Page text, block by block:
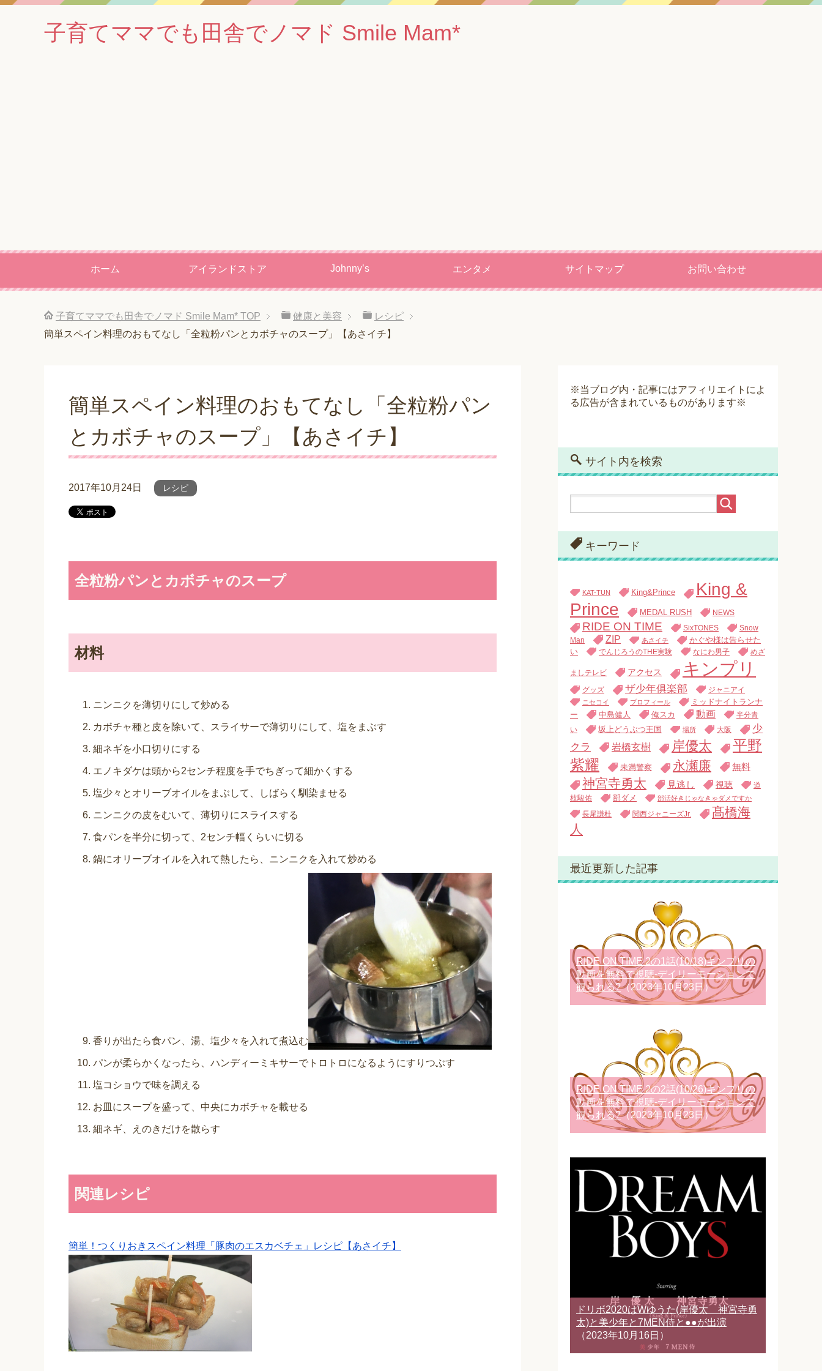
子育てママでも田舎でノマド Smile Mam*
ホーム アイランドストア Johnny’s エンタメ サイトマップ お問い合わせ
子育てママでも田舎でノマド Smile Mam* TOP 健康と美容
レシピ
簡単スペイン料理のおもてなし「全粒粉パンとカボチャのスープ」【あさイチ】
簡単スペイン料理のおもてなし「全粒粉パン
とカボチャのスープ」【あさイチ】
2017年10月24日 レシピ
全粒粉パンとカボチャのスープ
材料
ニンニクを薄切りにして炒める
カボチャ種と皮を除いて、スライサーで薄切りにして、塩をまぶす
細ネギを小口切りにする
エノキダケは頭から2センチ程度を手でちぎって細かくする
塩少々とオリーブオイルをまぶして、しばらく馴染ませる
ニンニクの皮をむいて、薄切りにスライスする
食パンを半分に切って、2センチ幅くらいに切る
鍋にオリーブオイルを入れて熱したら、ニンニクを入れて炒める
香りが出たら食パン、湯、塩少々を入れて煮込む
パンが柔らかくなったら、ハンディーミキサーでトロトロになるようにすりつぶす
塩コショウで味を調える
お皿にスープを盛って、中央にカボチャを載せる
細ネギ、えのきだけを散らす
関連レシピ
簡単！つくりおきスペイン料理「豚肉のエスカベチェ」レシピ【あさイチ】
※当ブログ内・記事にはアフィリエイトによ
る広告が含まれているものがあります※
サイト内を検索
キーワード
KAT-TUN King&Prince
King &
Prince
MEDAL RUSH NEWS
RIDE ON TIME SixTONES
Snow
Man
ZIP あさイチ
かぐや様は告らせた
い
でんじろうのTHE実験 なにわ男子 めざ
ましテレビ アクセス キンプリ
グッズ ザ少年俱楽部 ジャニアイ
ニセコイ プロフィール
ミッドナイトランナ
ー
中島健人 俺スカ 動画
半分青
い
坂上どうぶつ王国 場所 大阪
少
クラ
岩橋玄樹 岸優太
平野
紫耀
未満警察 永瀬廉 無料
神宮寺勇太 見逃し 視聴
道
枝駿佑
部ダメ 部活好きじゃなきゃダメですか
長尾謙杜 関西ジャニーズJr.
髙橋海
人
最近更新した記事
RIDE ON TIME 2の1話(10/18)キンプリの
動画を無料で視聴-デイリーモーションで
観られる?（2023年10月23日）
RIDE ON TIME 2の2話(10/26)キンプリの
動画を無料で視聴-デイリーモーションで
観られる?（2023年10月23日）
ドリボ2020はWゆうた(岸優太 神宮寺勇
太)と美少年と7MEN侍と●●が出演
（2023年10月16日）